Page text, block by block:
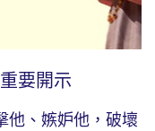
要開示
他、嫉妒他，破壞